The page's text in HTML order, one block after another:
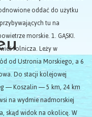
oddać do użytku
tu na
morskie. 1. GĄSKI.
rolnicza. Leży w
od Ustronia Morskiego, a 6
Do stacji kolejowej
— Koszalin — 5 km, 24 km
na wydmie nadmorskiej
skąd widok na okolicę. W